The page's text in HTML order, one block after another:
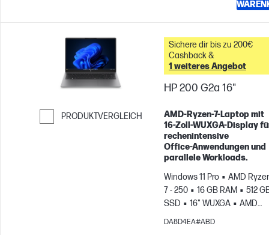
PRODUKTVERGLEICH
Weiter zum Vergleichen
Sichere dir bis zu 200€
Cashback &
1 weiteres Angebot
HP 200 G2a 16"
AMD‑Ryzen‑7‑Laptop mit
16‑Zoll‑WUXGA‑Display
rechenintensive
Office‑Anwendungen und
parallele Workloads.
Windows 11 Pro
AMD
7 - 250
16 GB RAM
512
SSD
16" WUXGA
AMD
Radeon™ 780M Grafikkarte
DA8D4EA#ABD